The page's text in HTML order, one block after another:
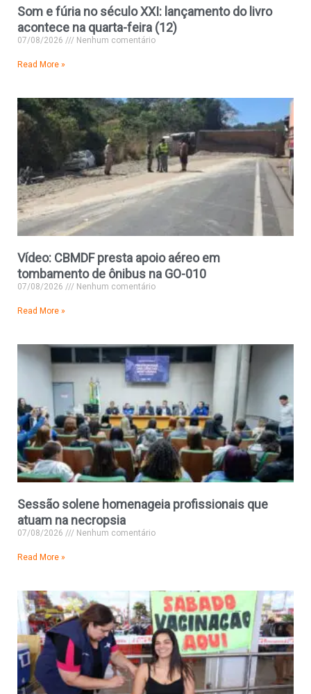
Som e fúria no século XXI: lançamento do livro
acontece na quarta-feira (12)
07/08/2026 Nenhum comentário
Read More »
Vídeo: CBMDF presta apoio aéreo em
tombamento de ônibus na GO-010
07/08/2026 Nenhum comentário
Read More »
Sessão solene homenageia profissionais que
atuam na necropsia
07/08/2026 Nenhum comentário
Read More »